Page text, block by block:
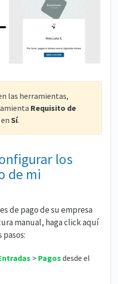
las herramientas,
Requisito de
Sí.
los
de mi
de pago de su empresa
manual, haga click aquí
> Pagos desde el